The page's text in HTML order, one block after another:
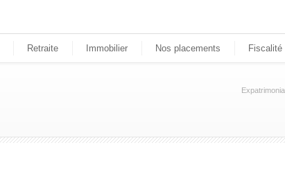
Retraite Immobilier Nos placements Fiscalité
Expatrimonia